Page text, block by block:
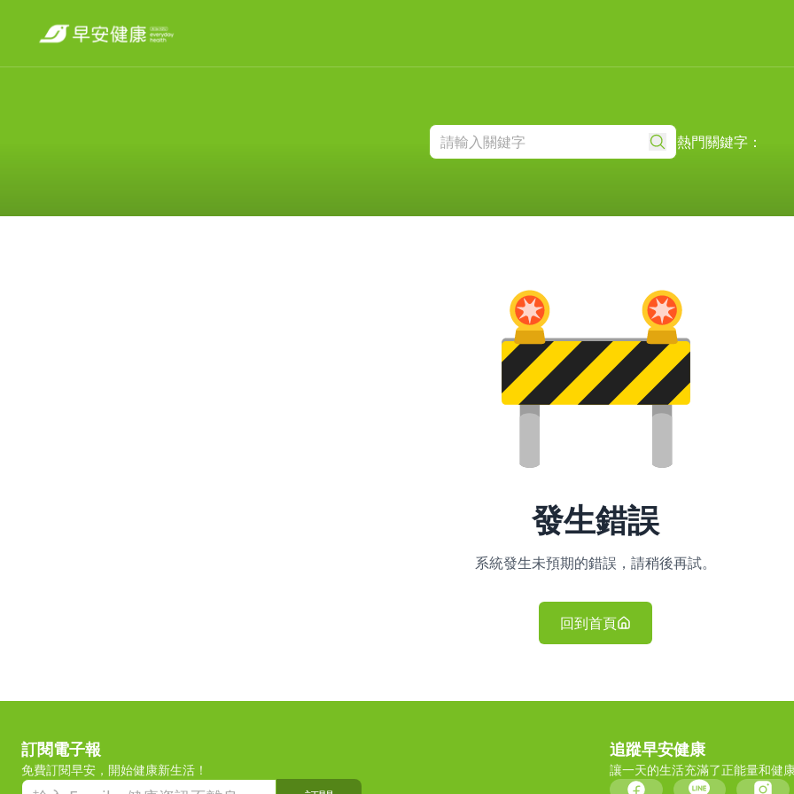
熱門關鍵字：
發生錯誤
系統發生未預期的錯誤，請稍後再試。
回到首頁
訂閱電子報
免費訂閱早安，開始健康新生活！
追蹤早安健康
讓一天的生活充滿了正能量和健